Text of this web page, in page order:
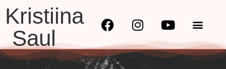
Kristiina
Saul